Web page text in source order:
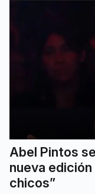
Abel Pintos
nueva edición
chicos”